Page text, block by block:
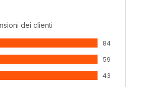
dei clienti
84
59
43